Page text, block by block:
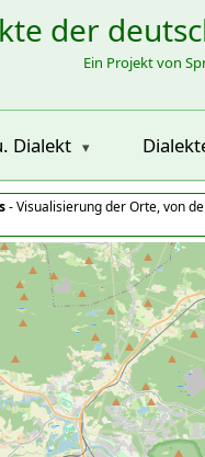
der
Ein Projekt von
Dialekt
- Visualisierung der Orte, von